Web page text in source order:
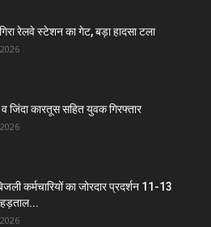
रेलवे स्टेशन का गेट, बड़ा हादसा टला
व जिंदा कारतूस सहित युवक गिरफ्तार
कर्मचारियों का जोरदार प्रदर्शन 11-13